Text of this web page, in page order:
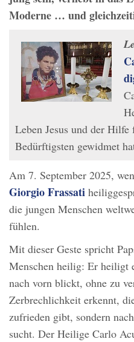
Moderne … und
Leben Jesus und der
Bedürftigsten gewidmet
Am 7. September 2025,
Giorgio Frassati
die jungen Menschen
fühlen.
Mit dieser Geste spricht
Menschen heilig: Er
nach vorn blickt, ohne zu
Zerbrechlichkeit erkennt,
zufrieden gibt, sondern
sucht. Der Heilige Carlo